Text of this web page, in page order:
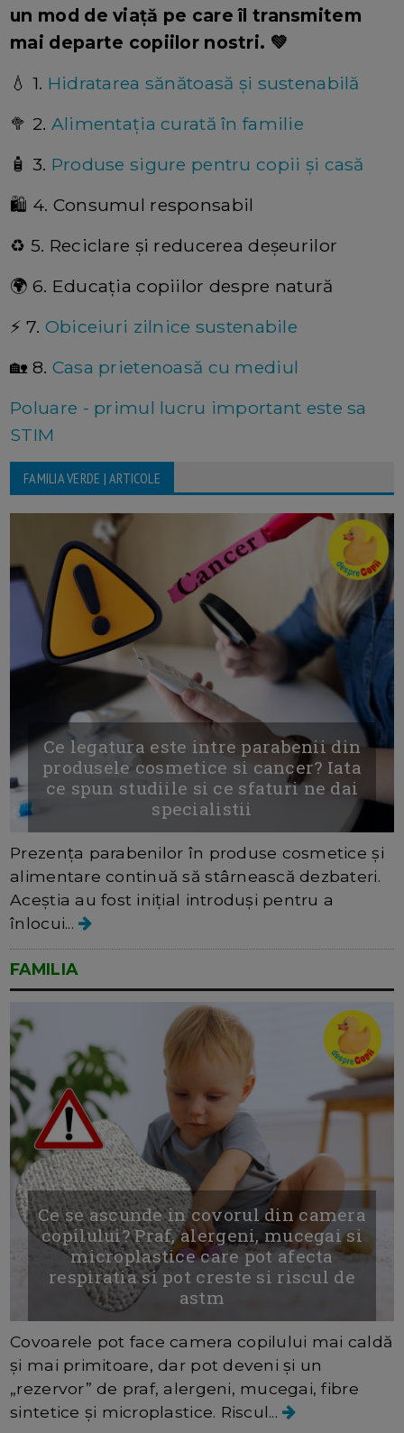
un mod de viață pe care îl transmitem
mai departe copiilor nostri. 💚
💧 1. Hidratarea sănătoasă și sustenabilă
🥦 2. Alimentația curată în familie
🧴 3. Produse sigure pentru copii și casă
🛍️ 4. Consumul responsabil
♻️ 5. Reciclare și reducerea deșeurilor
🌍 6. Educația copiilor despre natură
⚡ 7. Obiceiuri zilnice sustenabile
🏡 8. Casa prietenoasă cu mediul
Poluare - primul lucru important este sa
STIM
FAMILIA VERDE | ARTICOLE
Ce legatura este intre parabenii din
produsele cosmetice si cancer? Iata
ce spun studiile si ce sfaturi ne dai
specialistii
Prezența parabenilor în produse cosmetice și
alimentare continuă să stârnească dezbateri.
Aceștia au fost inițial introduși pentru a
înlocui...
FAMILIA
Ce se ascunde in covorul din camera
copilului? Praf, alergeni, mucegai si
microplastice care pot afecta
respiratia si pot creste si riscul de
astm
Covoarele pot face camera copilului mai caldă
și mai primitoare, dar pot deveni și un
„rezervor” de praf, alergeni, mucegai, fibre
sintetice și microplastice. Riscul...